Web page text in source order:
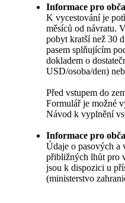
Informace pro
K vycestování je
měsíců od návratu.
pobyt kratší než 30
pasem splňujícím
dokladem o
USD/osoba/den)
Před vstupem do
Formulář je možné
Návod k vyplnění
Informace pro
Údaje o pasových a
přibližných lhůt pro
jsou k dispozici u
(ministerstvo